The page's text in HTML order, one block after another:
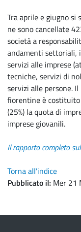
Tra aprile e giugno
ne sono cancellate
società a
andamenti settoriali,
servizi alle imprese
tecniche, servizi di
servizi alle persone.
fiorentine è
(25%) la quota di
imprese giovanili.
Il rapporto completo
Torna all'indice
Pubblicato il Mer 21